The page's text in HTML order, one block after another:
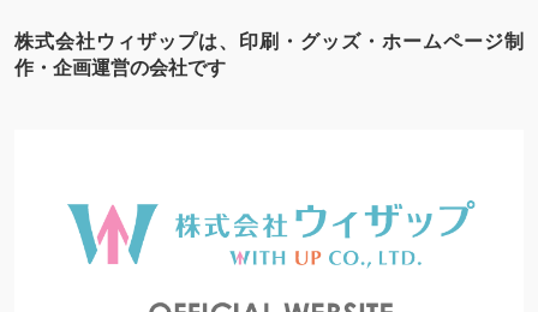
株式会社ウィザップは、印刷・グッズ・ホームページ制
作・企画運営の会社です